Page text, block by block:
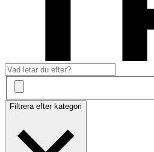
Filtrera efter kategori